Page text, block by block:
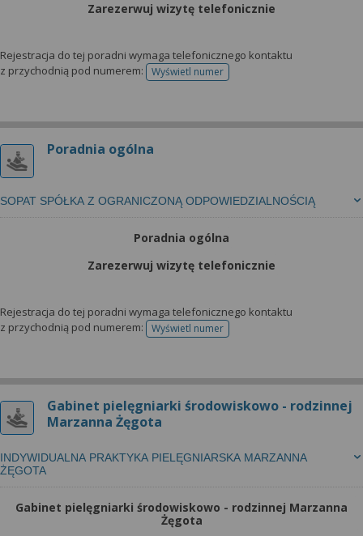
Zarezerwuj wizytę telefonicznie
Rejestracja do tej poradni wymaga telefonicznego kontaktu
z przychodnią pod numerem:
Wyświetl numertelefonu do rejestracji
Poradnia ogólna
SOPAT SPÓŁKA Z OGRANICZONĄ ODPOWIEDZIALNOŚCIĄ
Poradnia ogólna
Zarezerwuj wizytę telefonicznie
Rejestracja do tej poradni wymaga telefonicznego kontaktu
z przychodnią pod numerem:
Wyświetl numertelefonu do rejestracji
Gabinet pielęgniarki środowiskowo - rodzinnej
Marzanna Żęgota
INDYWIDUALNA PRAKTYKA PIELĘGNIARSKA MARZANNA
ŻĘGOTA
Gabinet pielęgniarki środowiskowo - rodzinnej Marzanna
Żęgota